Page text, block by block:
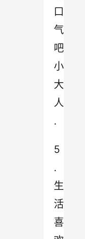
口
气
吧
小
大
人
.
5
.
生
活
喜